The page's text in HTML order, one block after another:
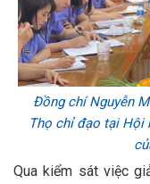
Đồng chí Nguyễn
Thọ chỉ đạo tại Hội
Qua kiểm sát việc